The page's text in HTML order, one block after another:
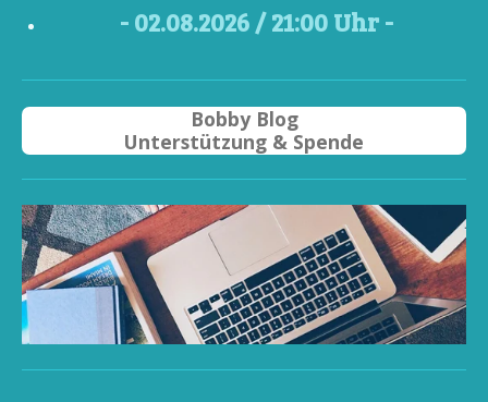
- 02.08.2026 / 21:00 Uhr -
Bobby Blog
Unterstützung & Spende